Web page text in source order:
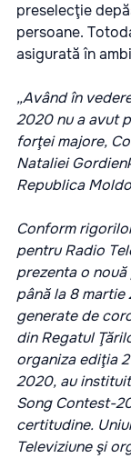
preselecţie
persoane.
asigurată în
„Având în
2020 nu a avut
forţei majore,
Nataliei
Republica
Conform
pentru Radio
prezenta o
până la 8 martie
generate de
din Regatul
organiza ediţia
2020, au i
Song Contest-
certitudine.
Televiziune şi